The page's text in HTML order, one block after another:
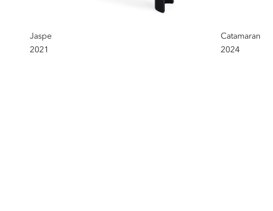
Jaspe
2021
Catamaran
2024